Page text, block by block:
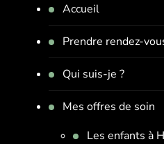
Accueil
Prendre rendez-
Qui suis-je ?
Mes offres de soin
Les enfants à